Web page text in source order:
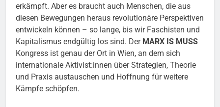
erkämpft. Aber es braucht auch Menschen, die aus
diesen Bewegungen heraus revolutionäre Perspektiven
entwickeln können – so lange, bis wir Faschisten und
Kapitalismus endgültig los sind. Der MARX IS MUSS
Kongress ist genau der Ort in Wien, an dem sich
internationale Aktivist:innen über Strategien, Theorie
und Praxis austauschen und Hoffnung für weitere
Kämpfe schöpfen.